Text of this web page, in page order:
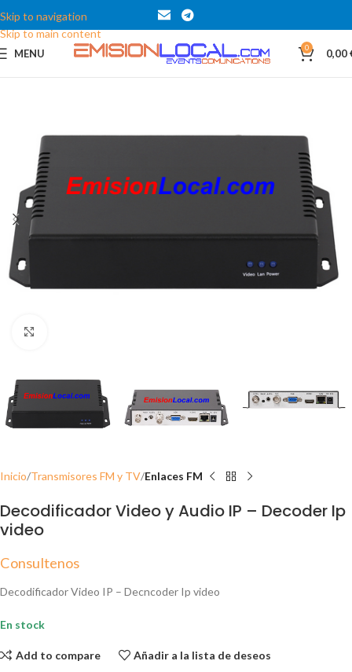
Skip to navigation
Skip to main content
MENU 0 0,00
Inicio Transmisores FM y TV Enlaces FM
Decodificador Video y Audio IP – Decoder Ip
video
Consultenos
Decodificador Video IP – Decncoder Ip video
En stock
Add to compare Añadir a la lista de deseos